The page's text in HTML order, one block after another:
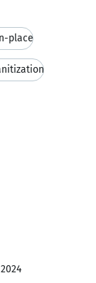
place